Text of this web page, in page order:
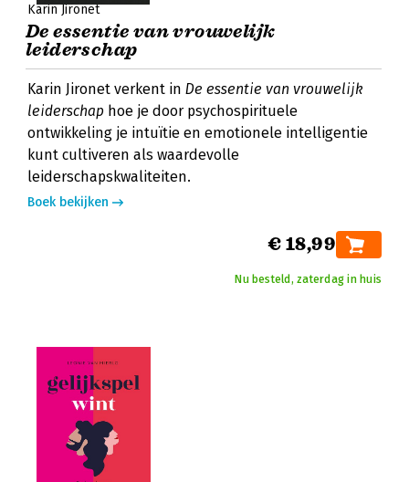
Karin Jironet
De essentie van vrouwelijk
leiderschap
Karin Jironet verkent in De essentie van vrouwelijk
leiderschap hoe je door psychospirituele
ontwikkeling je intuïtie en emotionele intelligentie
kunt cultiveren als waardevolle
leiderschapskwaliteiten.
Boek bekijken
€ 18,99
Nu besteld, zaterdag in huis